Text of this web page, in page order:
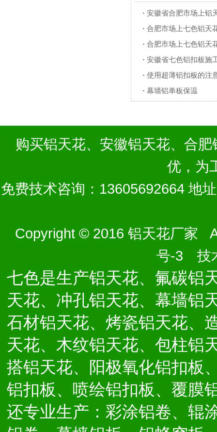
· 安徽省合肥市场上铝
· 合肥市场上七色铝天
· 合肥市场上七色铝天
· 安徽省七色铝扣板施
· 使用超薄铝扣板的注
· 幕墙铝单板保温
购买铝天花、 安徽铝天花、 合肥
优，为
免费技术咨询：13605692664 地
Copyright © 2016 铝天花厂家
号-3 技
七色是生产铝天花、氟碳铝
天花、冲孔铝天花、幕墙铝
石材铝天花、烤瓷铝天花、
天花、木纹铝天花、包柱铝
搭铝天花、阳极氧化铝扣板
铝扣板、喷绘铝扣板、覆膜
还专业生产：彩涂铝卷、辊